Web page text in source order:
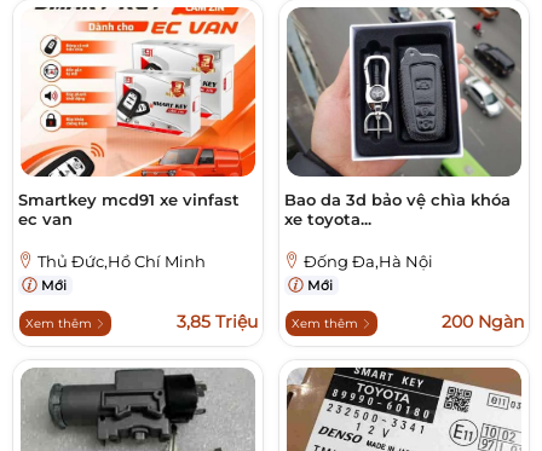
Smartkey mcd91 xe vinfast
ec van
Thủ Đức,Hồ Chí Minh
Mới
Xem thêm 3,85 Triệu
Bao da 3d bảo vệ chìa khóa
xe toyota...
Đống Đa,Hà Nội
Mới
Xem thêm 200 Ngàn